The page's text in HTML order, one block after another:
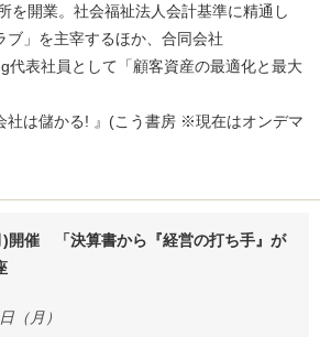
を開業。社会福祉法人会計基準に精通し
ブ」を主宰するほか、合同会社
代表社員として「顧客資産の最適化と最大
社は儲かる! 』(こう書房 ※現在はオンデマ
開催 「決算書から『経営の打ち手』が
（月）